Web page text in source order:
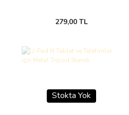
279,00 TL
Stokta Yok